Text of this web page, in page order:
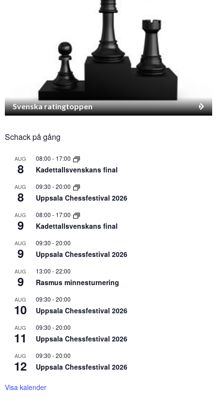
Svenska ratingtoppen
Schack på gång
AUG
8
08:00 - 17:00
Kadettallsvenskans final
AUG
8
09:30 -20:00
Uppsala Chessfestival 2026
AUG
9
08:00 - 17:00
Kadettallsvenskans final
AUG
9
09:30 -20:00
Uppsala Chessfestival 2026
AUG
9
13:00 -22:00
Rasmus minnesturnering
AUG
10
09:30 -20:00
Uppsala Chessfestival 2026
AUG
11
09:30 -20:00
Uppsala Chessfestival 2026
AUG
12
09:30 -20:00
Uppsala Chessfestival 2026
Visa kalender